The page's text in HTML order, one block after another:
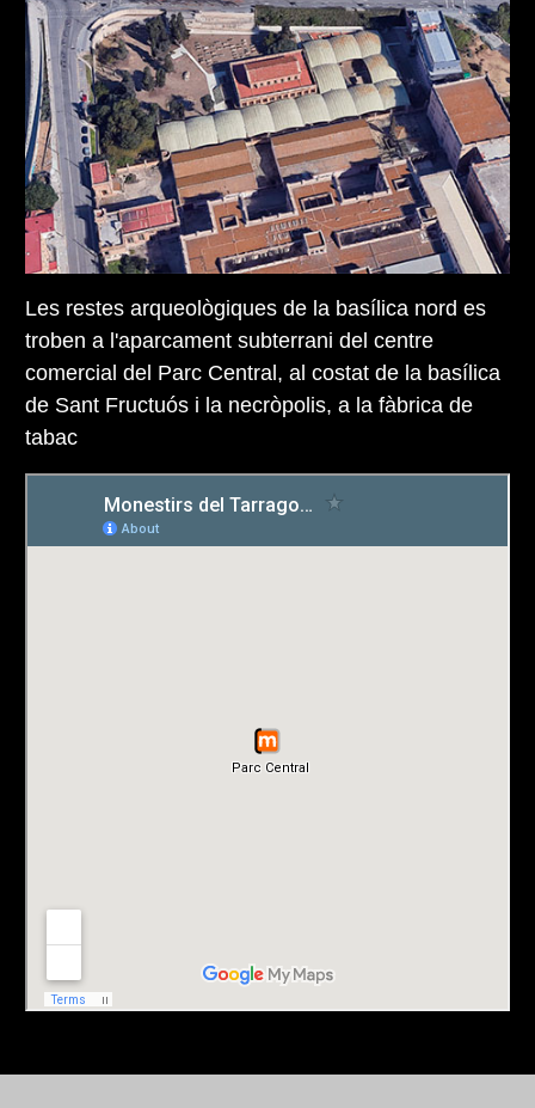
Les restes arqueològiques de la basílica nord es
troben a l'aparcament subterrani del centre
comercial del Parc Central, al costat de la basílica
de Sant Fructuós i la necròpolis, a la fàbrica de
tabac